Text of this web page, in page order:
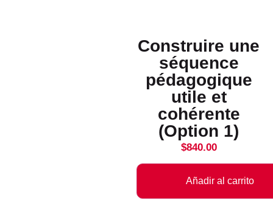
Construire une
séquence
pédagogique
utile et
cohérente
(Option 1)
$840.00
Añadir al carrito